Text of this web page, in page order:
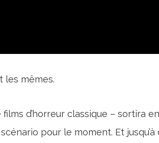
les mêmes.
d’horreur classique – sortira
pour le moment. Et jusqu’à